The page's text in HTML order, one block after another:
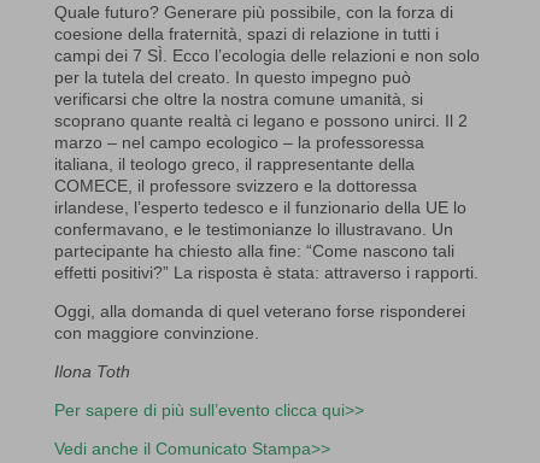
Quale futuro? Generare più possibile, con la forza di
coesione della fraternità, spazi di relazione in tutti i
campi dei 7 SÌ. Ecco l’ecologia delle relazioni e non solo
per la tutela del creato. In questo impegno può
verificarsi che oltre la nostra comune umanità, si
scoprano quante realtà ci legano e possono unirci. Il 2
marzo – nel campo ecologico – la professoressa
italiana, il teologo greco, il rappresentante della
COMECE, il professore svizzero e la dottoressa
irlandese, l’esperto tedesco e il funzionario della UE lo
confermavano, e le testimonianze lo illustravano. Un
partecipante ha chiesto alla fine: “Come nascono tali
effetti positivi?” La risposta è stata: attraverso i rapporti.
Oggi, alla domanda di quel veterano forse risponderei
con maggiore convinzione.
Ilona Toth
Per sapere di più sull’evento clicca qui>>
Vedi anche il Comunicato Stampa>>